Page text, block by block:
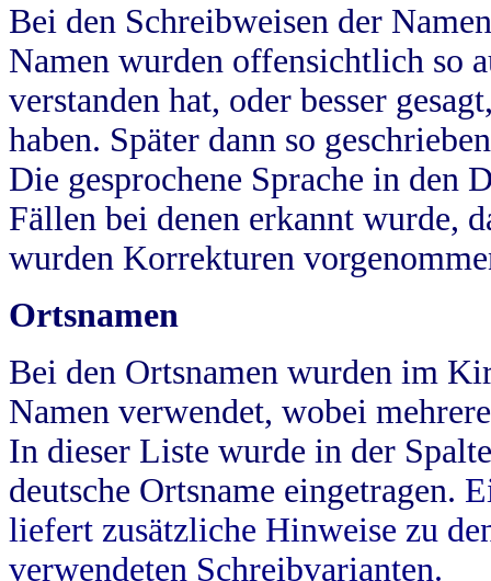
Bei den Schreibweisen der
Namen wurden offensichtlich so
verstanden hat, oder besser
haben. Später dann so
Die gesprochene Sprache in
Fällen bei denen erkannt wurde,
wurden Korrekturen
Ortsnamen
Bei den Ortsnamen wurden im
Namen verwendet, wobei
In dieser Liste wurde in der
deutsche Ortsname eingetragen.
liefert zusätzliche Hinweise zu
verwendeten Schreibvarianten.